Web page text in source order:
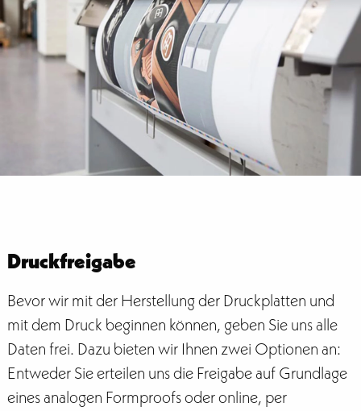
Druckfreigabe
Bevor wir mit der Herstellung der Druckplatten und
mit dem Druck beginnen können, geben Sie uns alle
Daten frei. Dazu bieten wir Ihnen zwei Optionen an:
Entweder Sie erteilen uns die Freigabe auf Grundlage
eines analogen Formproofs oder online, per